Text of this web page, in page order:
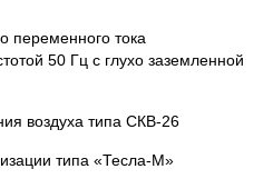
переменного тока
50 Гц с глухо заземленной
воздуха типа СКВ-26
типа «Тесла-М»